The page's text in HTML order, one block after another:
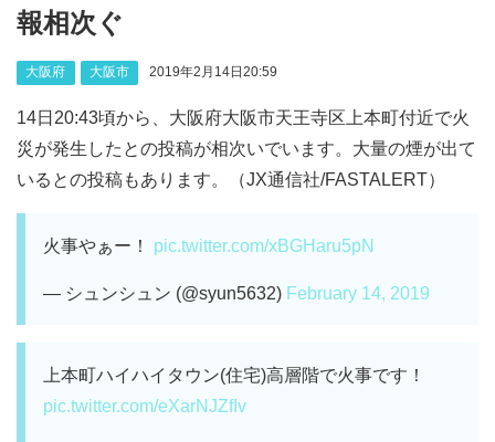
報相次ぐ
大阪府 大阪市 2019年2月14日20:59
14日20:43頃から、大阪府大阪市天王寺区上本町付近で火
災が発生したとの投稿が相次いでいます。大量の煙が出て
いるとの投稿もあります。（JX通信社/FASTALERT）
火事やぁー！ pic.twitter.com/xBGHaru5pN
— シュンシュン (@syun5632) February 14, 2019
上本町ハイハイタウン(住宅)高層階で火事です！
pic.twitter.com/eXarNJZfIv